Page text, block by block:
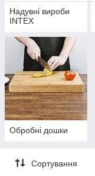
Надувні вироби
INTEX
Обробні дошки
Сортування